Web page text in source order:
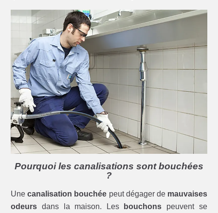
Pourquoi les canalisations sont bouchées
?
Unecanalisation bouchée peut dégager de mauvaises
odeurs dans la maison. Les bouchons peuvent se